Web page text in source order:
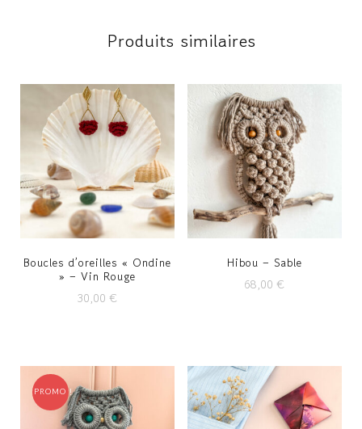
Produits similaires
Boucles d’oreilles « Ondine
» – Vin Rouge
30,00€
Hibou – Sable
68,00€
PROMO !